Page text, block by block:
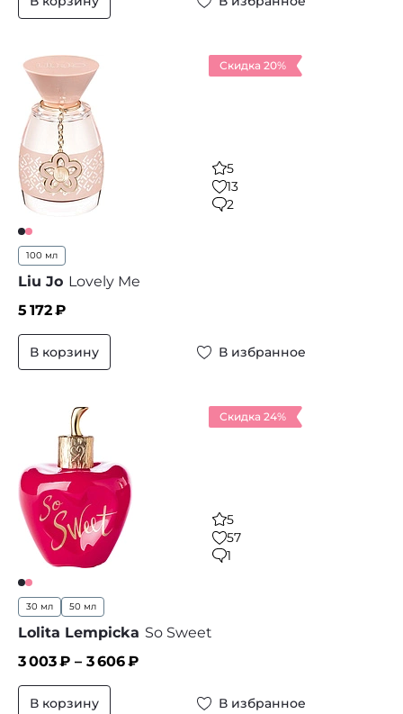
Скидка 20%
5
13
2
100 мл
Liu Jo Lovely Me
5 172₽
В корзину В избранное
Скидка 24%
5
57
1
30 мл 50 мл
Lolita Lempicka So Sweet
3 003₽ – 3 606₽
В корзину В избранное